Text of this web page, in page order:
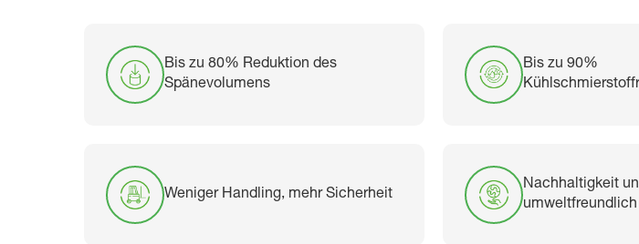
Bis zu 80% Reduktion des
Spänevolumens
Bis zu 90%
Weniger Handling, mehr Sicherheit
Nachhaltigkeit
umweltfreundlich